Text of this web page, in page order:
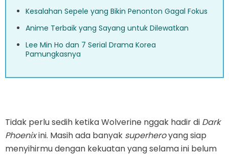
Kesalahan Sepele yang Bikin Penonton Gagal Fokus
Anime Terbaik yang Sayang untuk Dilewatkan
Lee Min Ho dan 7 Serial Drama Korea
Pamungkasnya
Tidak perlu sedih ketika Wolverine nggak hadir di Dark
Phoenixini. Masih ada banyak superheroyang siap
menyihirmu dengan kekuatan yang selama ini belum